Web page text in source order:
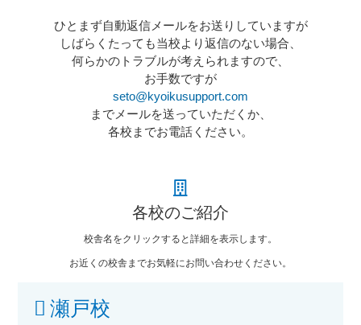
ひとまず自動返信メールをお送りしていますが
しばらくたっても当校より返信のない場合、
何らかのトラブルが考えられますので、
お手数ですが
seto@kyoikusupport.com
までメールを送っていただくか、
各校までお電話ください。
各校のご紹介
校舎名をクリックすると詳細を表示します。
お近くの校舎までお気軽にお問い合わせください。
瀬戸校